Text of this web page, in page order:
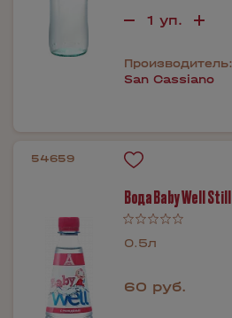
Производитель:
San Cassiano
54659
Вода Baby Well Still
0.5л
60 руб.